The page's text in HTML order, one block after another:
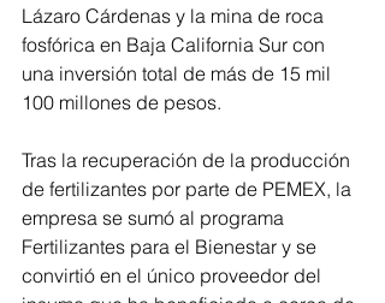
Lázaro Cárdenas y la mina de roca
fosfórica en Baja California Sur con
una inversión total de más de 15 mil
100 millones de pesos.
Tras la recuperación de la producción
de fertilizantes por parte de PEMEX, la
empresa se sumó al programa
Fertilizantes para el Bienestar y se
convirtió en el único proveedor del